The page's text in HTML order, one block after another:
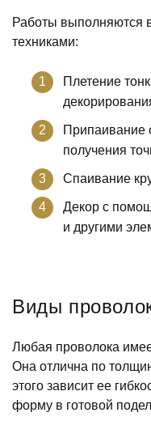
Работы выполняются
техниками:
Плетение
Припаивание
получения
Спаивание
Декор с
и другими
Виды
Любая проволока
Она отлична по
этого зависит ее
форму в готовой